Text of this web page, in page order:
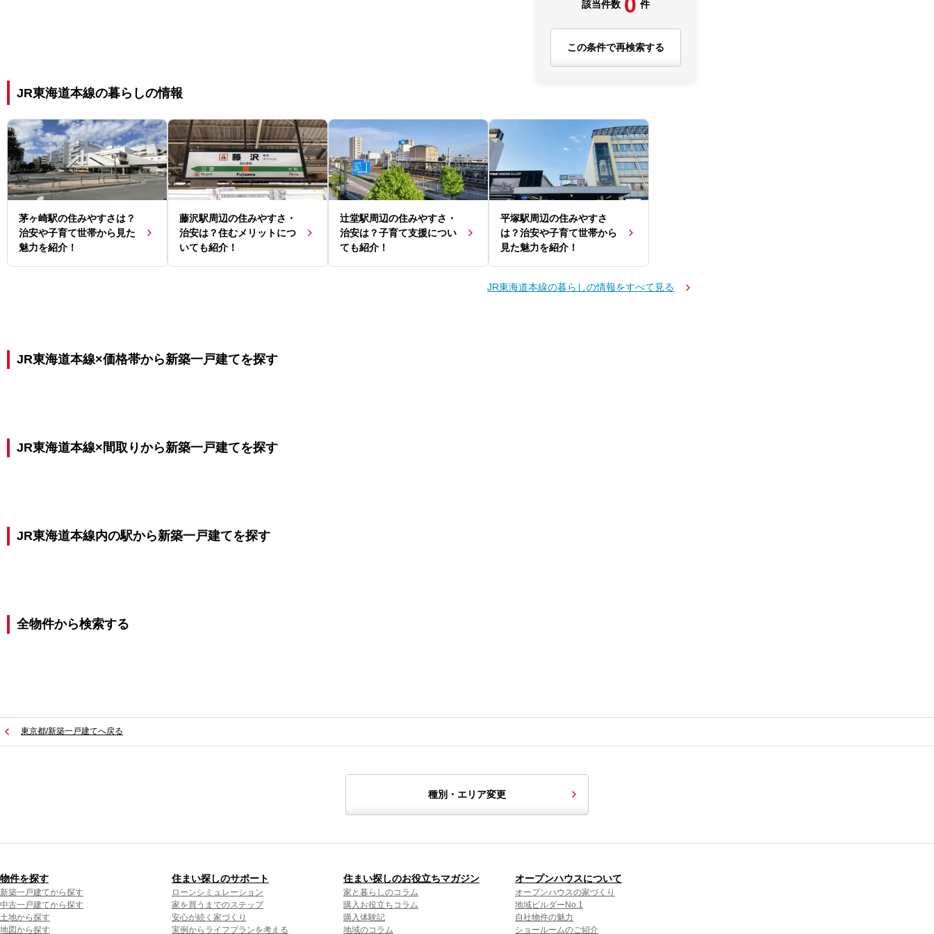
該当件数 件
この条件で再検索する
JR東海道本線の暮らしの情報
茅ヶ崎駅の住みやすさは？
治安や子育て世帯から見た
魅力を紹介！
藤沢駅周辺の住みやすさ・
治安は？住むメリットにつ
いても紹介！
辻堂駅周辺の住みやすさ・
治安は？子育て支援につい
ても紹介！
平塚駅周辺の住みやすさ
は？治安や子育て世帯から
見た魅力を紹介！
JR東海道本線の暮らしの情報をすべて見る
JR東海道本線×価格帯から新築一戸建てを探す
JR東海道本線×間取りから新築一戸建てを探す
JR東海道本線内の駅から新築一戸建てを探す
全物件から検索する
東京都/新築一戸建てへ戻る
種別・エリア変更
物件を探す
新築一戸建てから探す
中古一戸建てから探す
土地から探す
地図から探す
住まい探しのサポート
ローンシミュレーション
家を買うまでのステップ
安心が続く家づくり
実例からライフプランを考える
住まい探しのお役立ちマガジン
家と暮らしのコラム
購入お役立ちコラム
購入体験記
地域のコラム
オープンハウスについて
オープンハウスの家づくり
地域ビルダーNo.1
自社物件の魅力
ショールームのご紹介